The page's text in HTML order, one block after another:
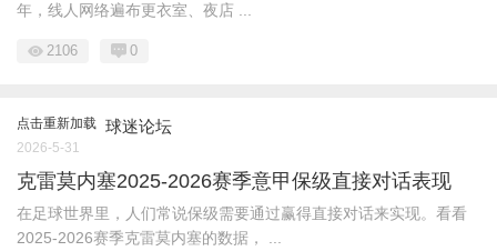
年，线人网络遍布更衣室、夜店 ...
2106 0
点击重新加载 球迷论坛
2026-5-31
克雷莫内塞2025-2026赛季意甲保级直接对话表现
在足球世界里，人们常说保级需要通过赢得直接对话来实现。看看
2025-2026赛季克雷莫内塞的数据， ...